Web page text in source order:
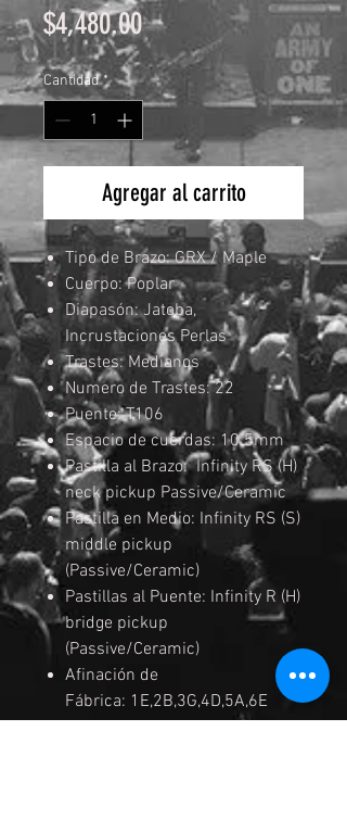
$4,480.00Precio
Cantidad *
Agregar al carrito
Tipo de Brazo: GRX / Maple
Cuerpo: Poplar
Diapasón: Jatoba,
Incrustaciones Perlas
Trastes: Medianos
Numero de Trastes: 22
Puente: T106
Espacio de cuerdas: 10.5mm
Pastilla al Brazo: Infinity RS (H)
neck pickup Passive/Ceramic
Pastilla en Medio: Infinity RS (S)
middle pickup
(Passive/Ceramic)
Pastillas al Puente: Infinity R (H)
bridge pickup
(Passive/Ceramic)
Afinación de
Fábrica: 1E,2B,3G,4D,5A,6E